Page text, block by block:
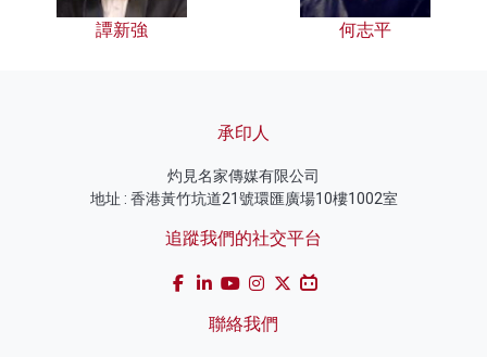
譚新強 何志平
承印人
灼見名家傳媒有限公司
地址 : 香港黃竹坑道21號環匯廣場10樓1002室
追蹤我們的社交平台
聯絡我們